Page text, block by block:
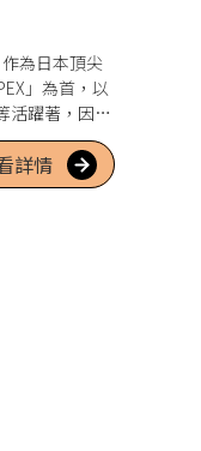
為日本頂尖
」為首，以
活躍著，因此
觀光巡遊更加
詳情